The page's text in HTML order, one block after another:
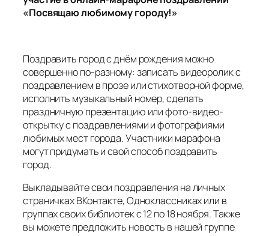
«Посвящаю любимому городу!»
Поздравить город с днём рождения можно
совершенно по-разному: записать видеоролик с
поздравлением в прозе или стихотворной форме,
исполнить музыкальный номер, сделать
праздничную презентацию или фото-видео-
открытку с поздравлениями и фотографиями
любимых мест города. Участники марафона
могут придумать и свой способ поздравить
город.
Выкладывайте свои поздравления на личных
страничках ВКонтакте, Одноклассниках или в
группах своих библиотек с 12 по 18 ноября. Также
вы можете предложить новость в нашей группе